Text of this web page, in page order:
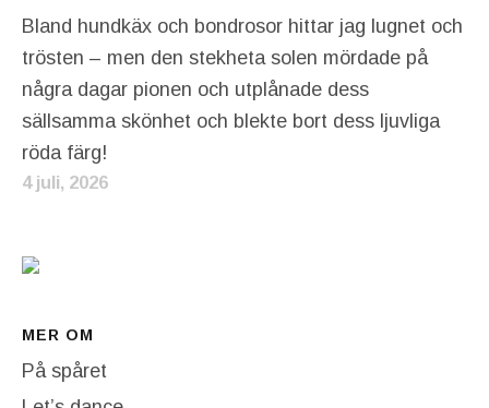
Bland hundkäx och bondrosor hittar jag lugnet och
trösten – men den stekheta solen mördade på
några dagar pionen och utplånade dess
sällsamma skönhet och blekte bort dess ljuvliga
röda färg!
4 juli, 2026
MER OM
På spåret